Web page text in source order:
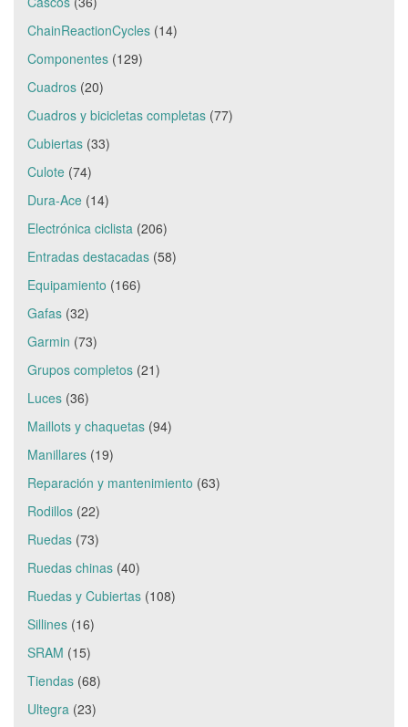
ChainReactionCycles (14)
Componentes (129)
Cuadros (20)
Cuadros y bicicletas completas (77)
Cubiertas (33)
Culote (74)
Dura-Ace (14)
Electrónica ciclista (206)
Entradas destacadas (58)
Equipamiento (166)
Gafas (32)
Garmin (73)
Grupos completos (21)
Luces (36)
Maillots y chaquetas (94)
Manillares (19)
Reparación y mantenimiento (63)
Rodillos (22)
Ruedas (73)
Ruedas chinas (40)
Ruedas y Cubiertas (108)
Sillines (16)
SRAM (15)
Tiendas (68)
Ultegra (23)